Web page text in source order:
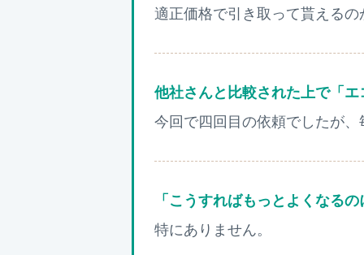
適正価格で引き取って貰えるの
他社さんと比較された上で「
今回で四回目の依頼でしたが
「こうすればもっとよくなる
特にありません。